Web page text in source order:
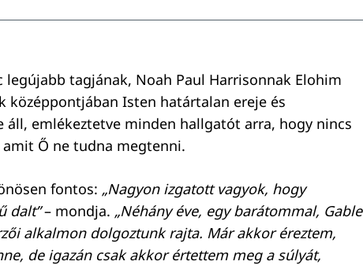
legújabb tagjának, Noah Paul Harrisonnak Elohim
középpontjában Isten határtalan ereje és
áll, emlékeztetve minden hallgatót arra, hogy nincs
Ő ne tudna megtenni.
fontos: „Nagyon izgatott vagyok, hogy
dalt”– mondja. „Néhány éve, egy barátommal, Gable
alkalmon dolgoztunk rajta. Már akkor éreztem,
de igazán csak akkor értettem meg a súlyát,